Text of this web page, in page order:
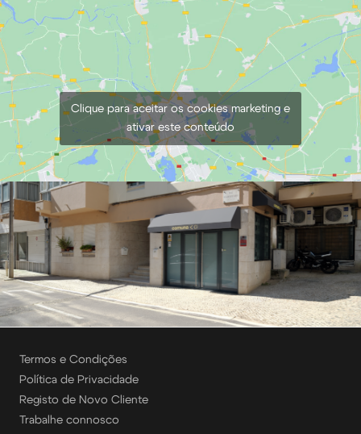
€5,00 + 23% VAT
Clique para aceitar os cookies marketing e
ativar este conteúdo
Termos e Condições
Política de Privacidade
Registo de Novo Cliente
Trabalhe connosco